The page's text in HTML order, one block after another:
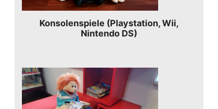
Konsolenspiele (Playstation, Wii,
Nintendo DS)